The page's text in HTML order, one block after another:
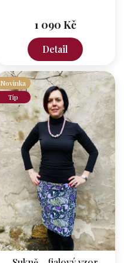
1 090 Kč
Detail
Novinka
Tip